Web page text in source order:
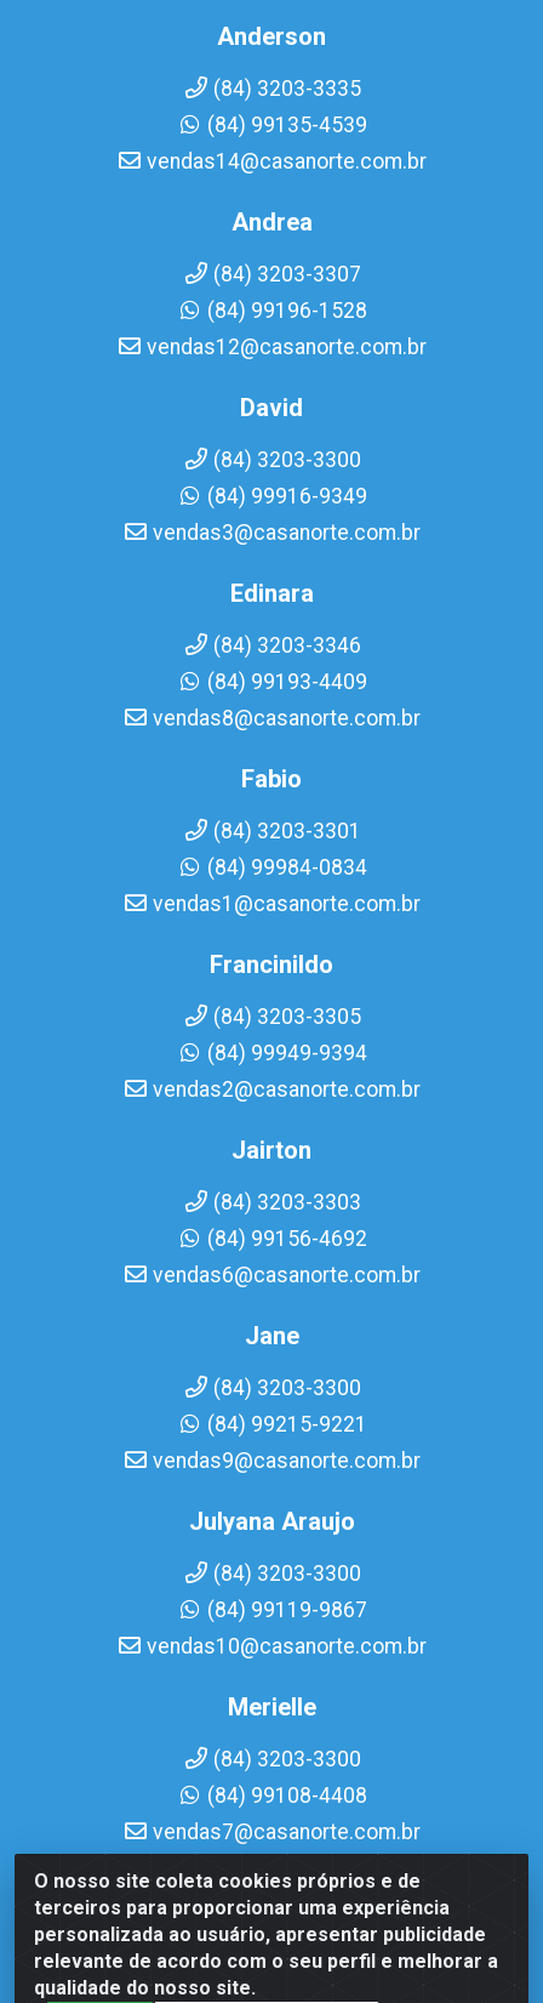
O nosso site coleta cookies próprios e de
terceiros para proporcionar uma experiência
personalizada ao usuário, apresentar publicidade
relevante de acordo com o seu perfil e melhorar a
qualidade do nosso site.
Anderson
(84) 3203-3335
(84) 99135-4539
vendas14@casanorte.com.br
Andrea
(84) 3203-3307
(84) 99196-1528
vendas12@casanorte.com.br
David
(84) 3203-3300
(84) 99916-9349
vendas3@casanorte.com.br
Edinara
(84) 3203-3346
(84) 99193-4409
vendas8@casanorte.com.br
Fabio
(84) 3203-3301
(84) 99984-0834
vendas1@casanorte.com.br
Francinildo
(84) 3203-3305
(84) 99949-9394
vendas2@casanorte.com.br
Jairton
(84) 3203-3303
(84) 99156-4692
vendas6@casanorte.com.br
Jane
(84) 3203-3300
(84) 99215-9221
vendas9@casanorte.com.br
Julyana Araujo
(84) 3203-3300
(84) 99119-9867
vendas10@casanorte.com.br
Merielle
(84) 3203-3300
(84) 99108-4408
vendas7@casanorte.com.br
Casa Norte LTDA - Av. Interventor Mário Câmara, 1815 -
Dix-Sept Rosado, Natal/RN - CEP 59054-600 - CNPJ
08.713.513/0001-51